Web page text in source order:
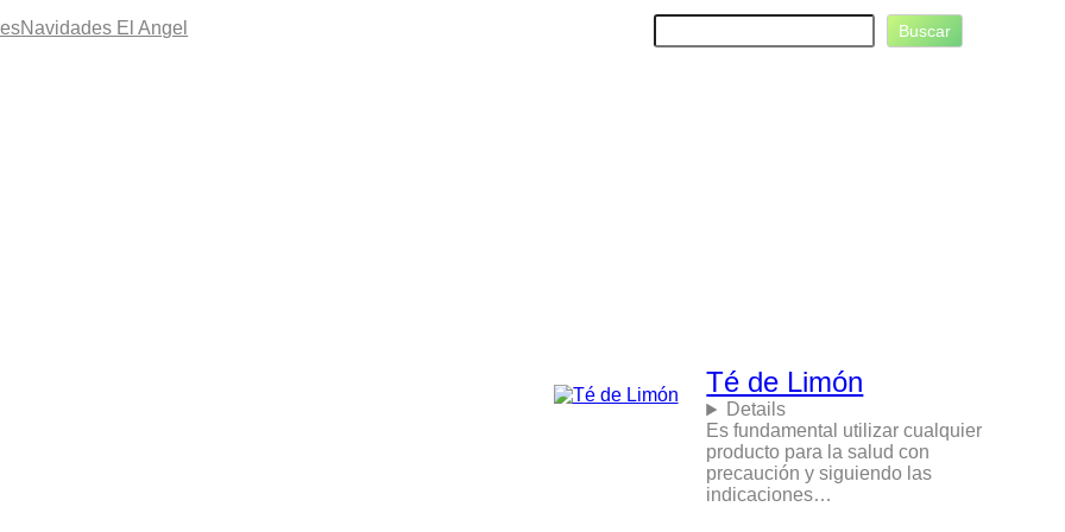
Navidades El Angel
B
u
Buscar
Té de Limón
Details
Es fundamental utilizar cualquier
producto para la salud con
precaución y siguiendo las
indicaciones…